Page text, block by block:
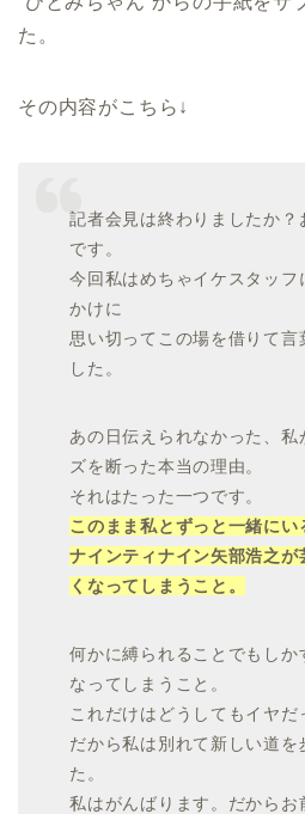
た。
その内容がこちら↓
記者会見は終わりましたか？
です。
今回私はめちゃイケスタッフ
かけに
思い切ってこの場を借りて言
した。
あの日伝えられなかった、私
ズを断った本当の理由。
それはたった一つです。
このまま私とずっと一緒にい
ナインティナイン矢部浩之が
くなってしまうこと。
何かに縛られることでもしか
なってしまうこと。
これだけはどうしてもイヤだ
だから私は別れて新しい道を
た。
私はがんばります。だからお